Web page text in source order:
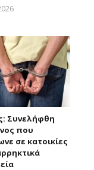
Συνελήφθη
που
σε κατοικίες